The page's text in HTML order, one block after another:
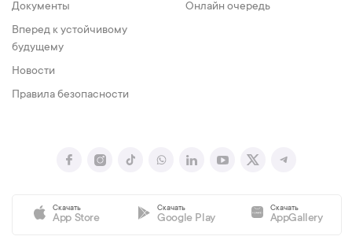
Документы
Вперед к устойчивому
будущему
Новости
Правила безопасности
Онлайн очередь
Скачать
App Store
Скачать
Google Play
Скачать
AppGallery